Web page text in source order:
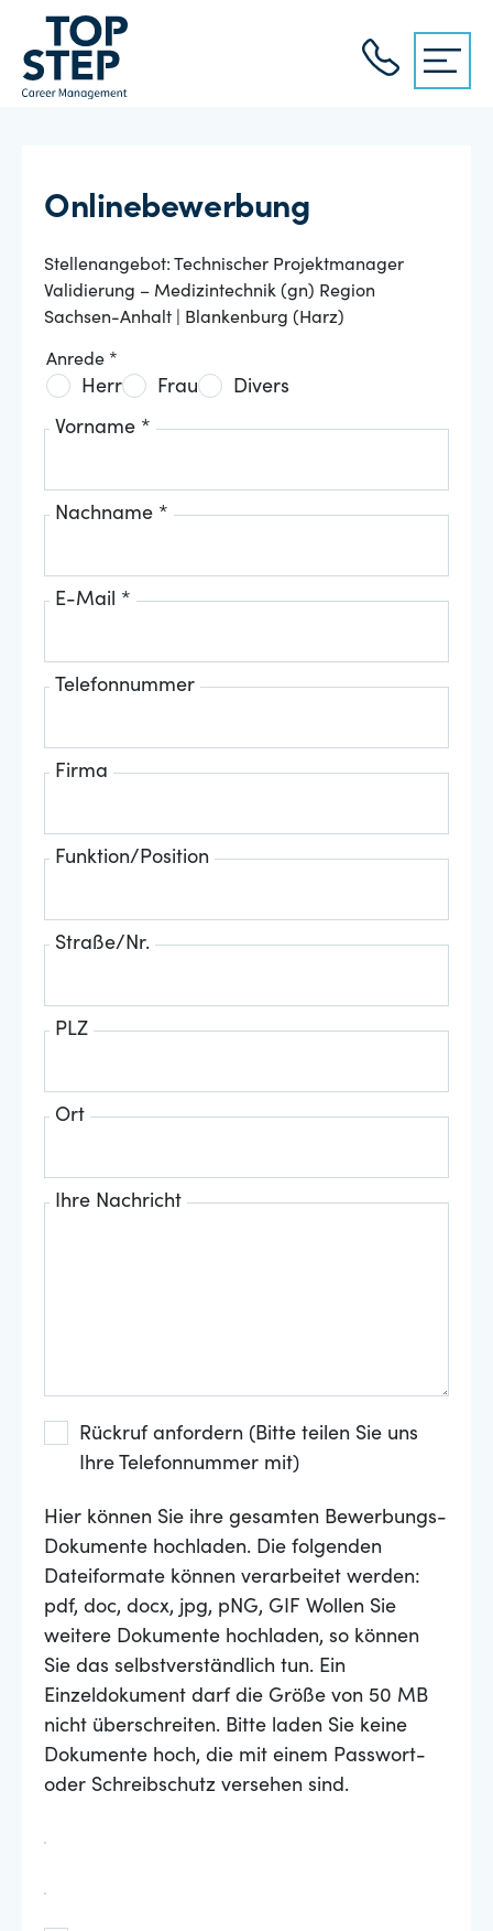
Onlinebewerbung
Stellenangebot: Technischer Projektmanager
Validierung – Medizintechnik (gn) Region
Sachsen-Anhalt | Blankenburg (Harz)
Anrede *
Herr Frau Divers
Vorname *
Nachname *
E-Mail *
Telefonnummer
Firma
Funktion/Position
Straße/Nr.
PLZ
Ort
Ihre Nachricht
Rückruf anfordern (Bitte teilen Sie uns
Ihre Telefonnummer mit)
Hier können Sie ihre gesamten Bewerbungs-
Dokumente hochladen. Die folgenden
Dateiformate können verarbeitet werden:
pdf, doc, docx, jpg, pNG, GIF Wollen Sie
weitere Dokumente hochladen, so können
Sie das selbstverständlich tun. Ein
Einzeldokument darf die Größe von 50 MB
nicht überschreiten. Bitte laden Sie keine
Dokumente hoch, die mit einem Passwort-
oder Schreibschutz versehen sind.